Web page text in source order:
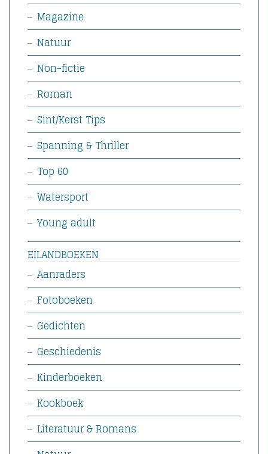
Magazine
Natuur
Non-fictie
Roman
Sint/Kerst Tips
Spanning & Thriller
Top 60
Watersport
Young adult
EILANDBOEKEN
Aanraders
Fotoboeken
Gedichten
Geschiedenis
Kinderboeken
Kookboek
Literatuur & Romans